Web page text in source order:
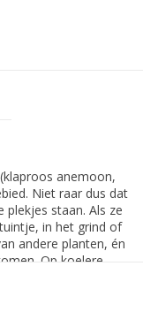
anemoon,
Niet raar dus dat
staan. Als ze
in het grind of
andere planten, én
Op koelere
bloei is uitbundig